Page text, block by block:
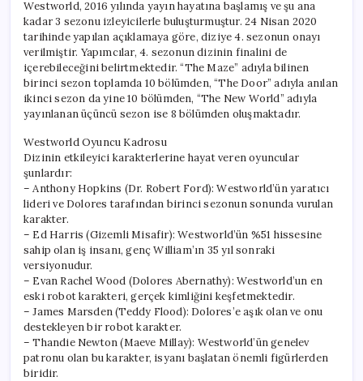
Westworld, 2016 yılında yayın hayatına başlamış ve şu ana
kadar 3 sezonu izleyicilerle buluşturmuştur. 24 Nisan 2020
tarihinde yapılan açıklamaya göre, diziye 4. sezonun onayı
verilmiştir. Yapımcılar, 4. sezonun dizinin finalini de
içerebileceğini belirtmektedir. “The Maze” adıyla bilinen
birinci sezon toplamda 10 bölümden, “The Door” adıyla anılan
ikinci sezon da yine 10 bölümden, “The New World” adıyla
yayınlanan üçüncü sezon ise 8 bölümden oluşmaktadır.
Westworld Oyuncu Kadrosu
Dizinin etkileyici karakterlerine hayat veren oyuncular
şunlardır:
– Anthony Hopkins (Dr. Robert Ford): Westworld’ün yaratıcı
lideri ve Dolores tarafından birinci sezonun sonunda vurulan
karakter.
– Ed Harris (Gizemli Misafir): Westworld’ün %51 hissesine
sahip olan iş insanı, genç William’ın 35 yıl sonraki
versiyonudur.
– Evan Rachel Wood (Dolores Abernathy): Westworld’un en
eski robot karakteri, gerçek kimliğini keşfetmektedir.
– James Marsden (Teddy Flood): Dolores’e aşık olan ve onu
destekleyen bir robot karakter.
– Thandie Newton (Maeve Millay): Westworld’ün genelev
patronu olan bu karakter, isyanı başlatan önemli figürlerden
biridir.